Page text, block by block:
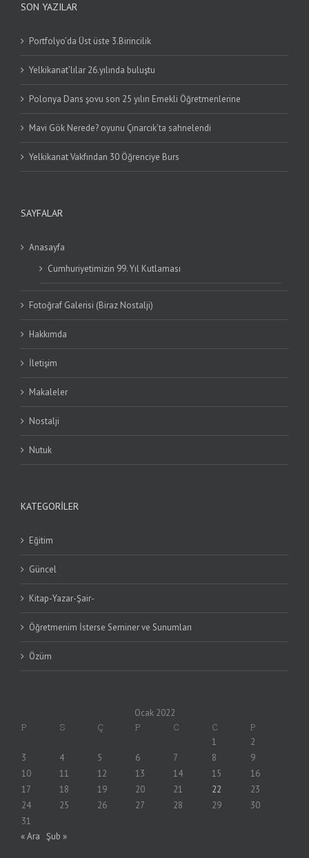
SON YAZILAR
Portfolyo’da Üst üste 3.Birincilik
Yelkikanat’lılar 26.yılında buluştu
Polonya Dans şovu son 25 yılın Emekli Öğretmenlerine
Mavi Gök Nerede? oyunu Çınarcık’ta sahnelendi
Yelkikanat Vakfından 30 Öğrenciye Burs
SAYFALAR
Anasayfa
Cumhuriyetimizin 99. Yıl Kutlaması
Fotoğraf Galerisi (Biraz Nostalji)
Hakkımda
İletişim
Makaleler
Nostalji
Nutuk
KATEGORILER
Eğitim
Güncel
Kitap-Yazar-Şair-
Öğretmenim İsterse Seminer ve Sunumları
Özüm
Ocak 2022
P S Ç P C C P
1
2
3
4 5 6 7 8
9
10
11 12 13 14 15
16
17
18 19 20 21 22
23
24
25 26 27 28 29
30
31
« Ara Şub »